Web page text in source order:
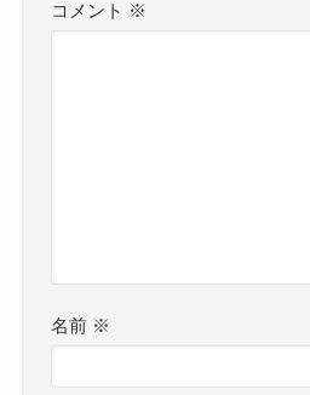
コメント ※
名前 ※